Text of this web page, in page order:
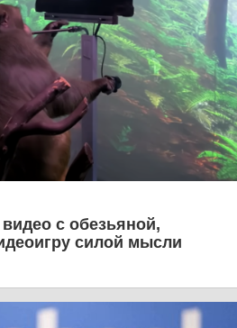
с обезьяной,
силой мысли